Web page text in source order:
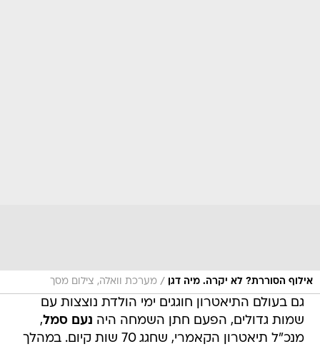
אילוף הסוררת? לא יקרה. מיה דגן / מערכת וואלה, צילום מסך
גם בעולם התיאטרון חוגגים ימי הולדת נוצצות עם
שמות גדולים, הפעם חתן השמחה היה נעם סמל,
מנכ"ל תיאטרון הקאמרי, שחגג 70 שות קיום. במהלך